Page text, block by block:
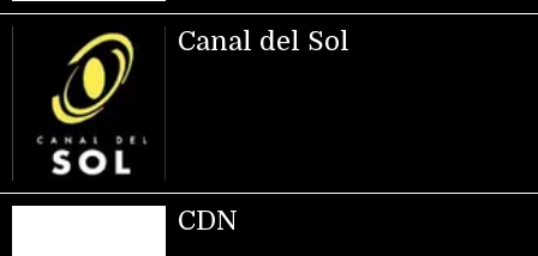
Canal del Sol
CDN